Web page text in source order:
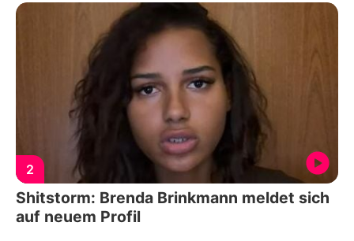
2
Shitstorm: Brenda Brinkmann meldet sich
auf neuem Profil